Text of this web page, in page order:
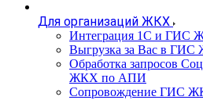
Для организаций ЖКХ
Интеграция 1С и ГИС
Выгрузка за Вас в
Обработка запросов
ЖКХ по АПИ
Сопровождение ГИС